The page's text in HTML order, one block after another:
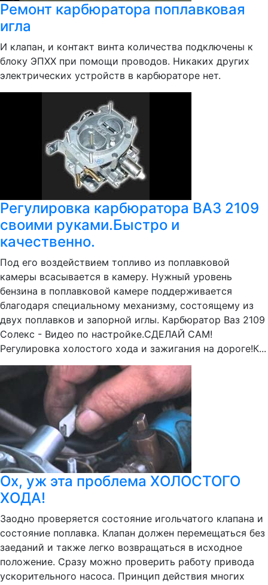
Ремонт карбюратора поплавковая
игла
И клапан, и контакт винта количества подключены к
блоку ЭПХХ при помощи проводов. Никаких других
электрических устройств в карбюраторе нет.
Регулировка карбюратора ВАЗ 2109
своими руками.Быстро и
качественно.
Под его воздействием топливо из поплавковой
камеры всасывается в камеру. Нужный уровень
бензина в поплавковой камере поддерживается
благодаря специальному механизму, состоящему из
двух поплавков и запорной иглы. Карбюратор Ваз 2109
Солекс - Видео по настройке.СДЕЛАЙ САМ!
Регулировка холостого хода и зажигания на дороге!К...
Ох, уж эта проблема ХОЛОСТОГО
ХОДА!
Заодно проверяется состояние игольчатого клапана и
состояние поплавка. Клапан должен перемещаться без
заеданий и также легко возвращаться в исходное
положение. Сразу можно проверить работу привода
ускорительного насоса. Принцип действия многих